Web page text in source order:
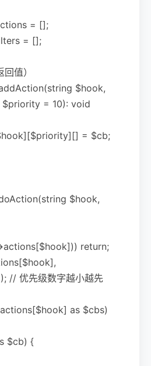
= [];
= [];
值）
$hook,
= 10): void
= $cb;
$hook,
return;
// 优先级数字越小越先
as $cbs)
$cb) {